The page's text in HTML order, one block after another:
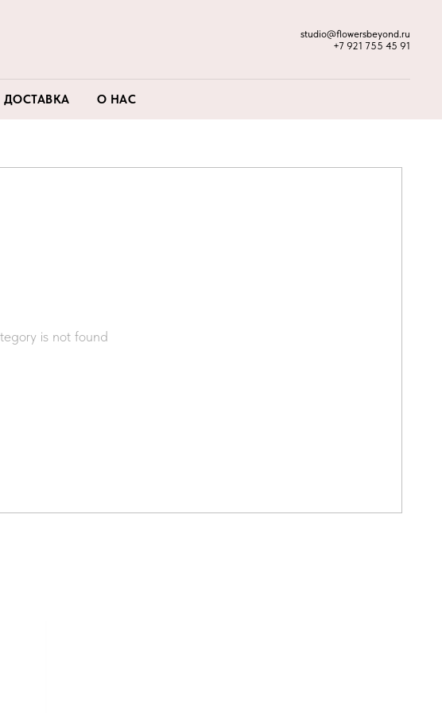
studio@flowersbeyond.ru
+7 921 755 45 91
ДОСТАВКА О НАС
is not found